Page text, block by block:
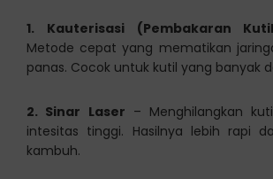
1. Kauterisasi (Pembakaran
Metode cepat yang mematikan
panas. Cocok untuk kutil yang banyak
2. Sinar Laser – Menghilangkan
intesitas tinggi. Hasilnya lebih rapi
kambuh.